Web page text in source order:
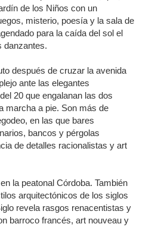
de los Niños con un
misterio, poesía y la sala de
para la caída del sol el
danzantes.
después de cruzar la avenida
ante las elegantes
20 que engalanan las dos
marcha a pie. Son más de
en las que bares
bancos y pérgolas
de detalles racionalistas y art
la peatonal Córdoba. También
arquitectónicos de los siglos
revela rasgos renacentistas y
barroco francés, art nouveau y